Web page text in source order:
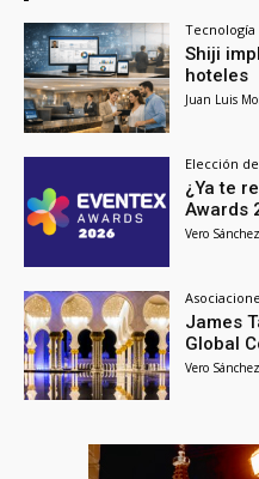
Tecnología
Shiji
hoteles
Juan Luis
Elección
¿Ya te
Awards
Vero
James
Global
Vero